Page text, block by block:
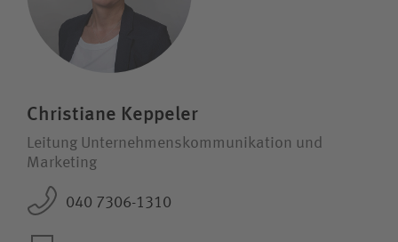
Christiane Keppeler
Leitung Unternehmens­kommunikation und
Marketing
040 7306-1310